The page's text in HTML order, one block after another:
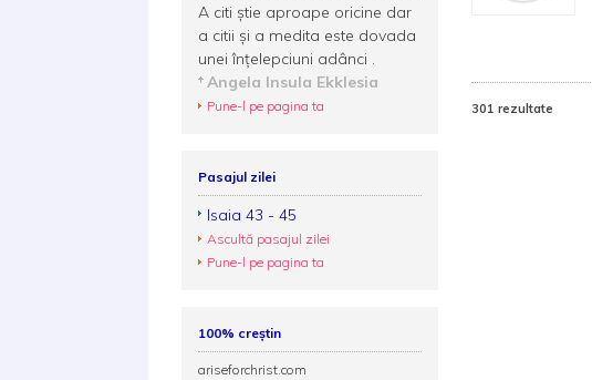
301 rezultate
A citi ştie aproape oricine dar
a citii şi a medita este dovada
unei înţelepciuni adânci .
Angela Insula Ekklesia
Pune-l pe pagina ta
Pasajul zilei
Isaia 43 - 45
Ascultă pasajul zilei
Pune-l pe pagina ta
100% creștin
ariseforchrist.com